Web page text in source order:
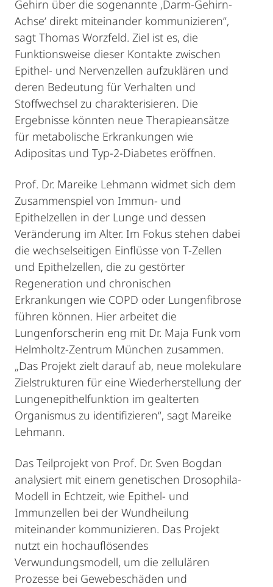
Gehirn über die sogenannte ‚Darm-Gehirn-
Achse‘ direkt miteinander kommunizieren“,
sagt Thomas Worzfeld. Ziel ist es, die
Funktionsweise dieser Kontakte zwischen
Epithel- und Nervenzellen aufzuklären und
deren Bedeutung für Verhalten und
Stoffwechsel zu charakterisieren. Die
Ergebnisse könnten neue Therapieansätze
für metabolische Erkrankungen wie
Adipositas und Typ-2-Diabetes eröffnen.
Prof. Dr. Mareike Lehmann widmet sich dem
Zusammenspiel von Immun- und
Epithelzellen in der Lunge und dessen
Veränderung im Alter. Im Fokus stehen dabei
die wechselseitigen Einflüsse von T-Zellen
und Epithelzellen, die zu gestörter
Regeneration und chronischen
Erkrankungen wie COPD oder Lungenfibrose
führen können. Hier arbeitet die
Lungenforscherin eng mit Dr. Maja Funk vom
Helmholtz-Zentrum München zusammen.
„Das Projekt zielt darauf ab, neue molekulare
Zielstrukturen für eine Wiederherstellung der
Lungenepithelfunktion im gealterten
Organismus zu identifizieren“, sagt Mareike
Lehmann.
Das Teilprojekt von Prof. Dr. Sven Bogdan
analysiert mit einem genetischen Drosophila-
Modell in Echtzeit, wie Epithel- und
Immunzellen bei der Wundheilung
miteinander kommunizieren. Das Projekt
nutzt ein hochauflösendes
Verwundungsmodell, um die zellulären
Prozesse bei Gewebeschäden und